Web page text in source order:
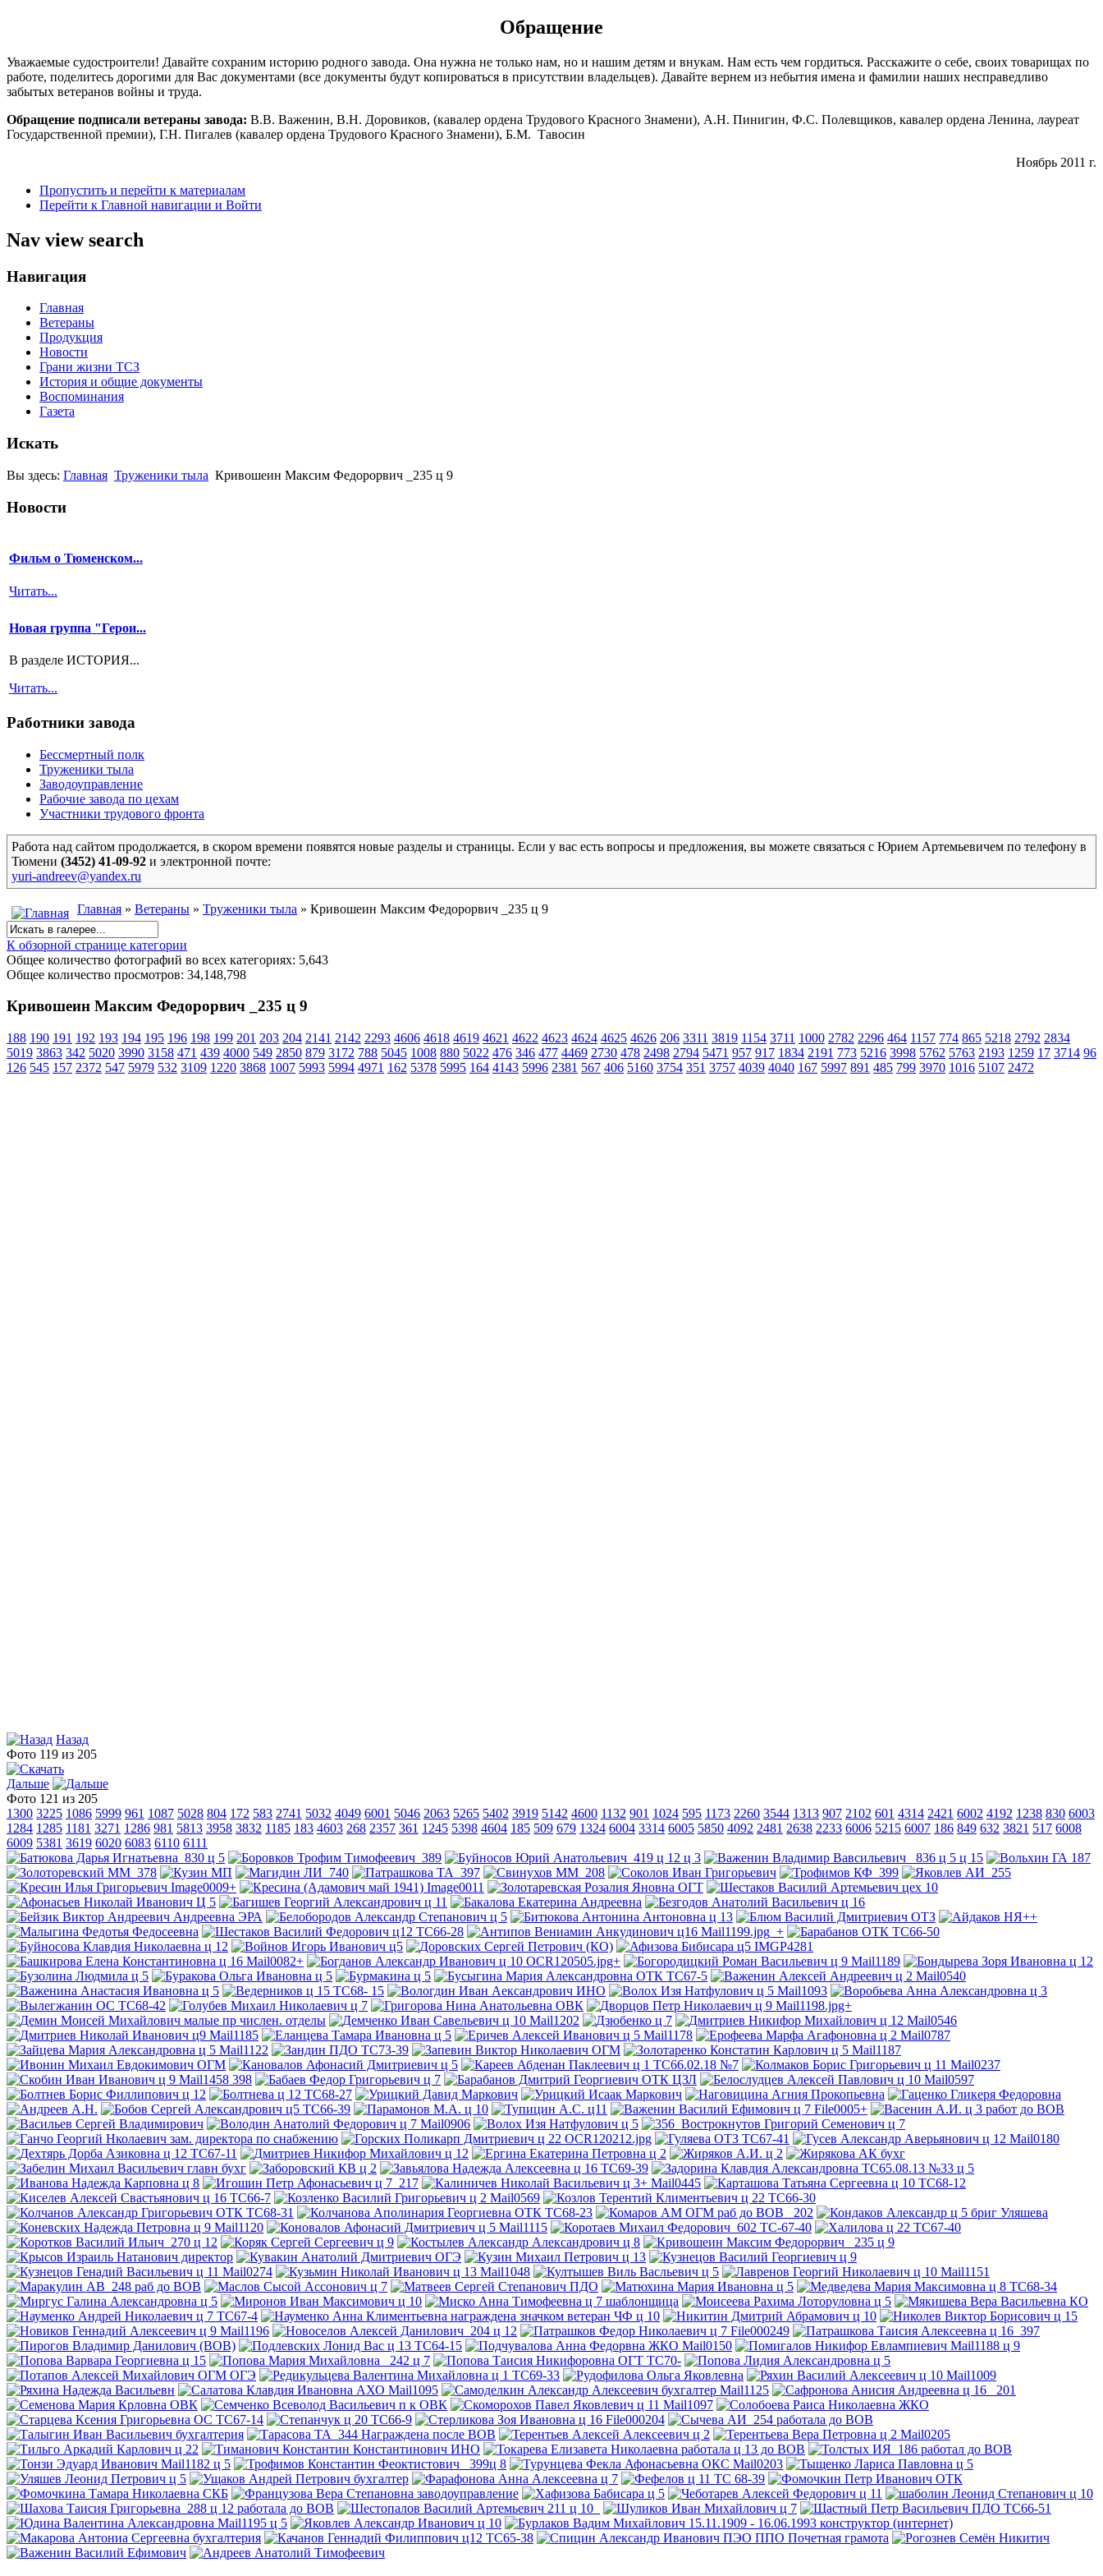
Обращение
Уважаемые судостроители! Давайте сохраним историю родного завода. Она нужна не только нам, но и нашим детям и внукам. Нам есть чем гордиться. Расскажите о себе, своих товарищах по
работе, поделитесь дорогими для Вас документами (все документы будут копироваться в присутствии владельцев). Давайте вернем из небытия имена и фамилии наших несправедливо
забытых ветеранов войны и труда.
Обращение подписали ветераны завода: В.В. Важенин, В.Н. Доровиков, (кавалер ордена Трудового Красного Знамени), А.Н. Пинигин, Ф.С. Полевщиков, кавалер ордена Ленина, лауреат
Государственной премии), Г.Н. Пигалев (кавалер ордена Трудового Красного Знамени), Б.М. Тавосин
Ноябрь 2011 г.
Пропустить и перейти к материалам
Перейти к Главной навигации и Войти
Nav view search
Навигация
Главная
Ветераны
Продукция
Новости
Грани жизни ТСЗ
История и общие документы
Воспоминания
Газета
Искать
Вы здесь: Главная Труженики тыла Кривошеин Максим Федорорвич _235 ц 9
Новости
Фильм о Тюменском...
Читать...
Новая группа "Герои...
В разделе ИСТОРИЯ...
Читать...
Работники завода
Бессмертный полк
Труженики тыла
Заводоуправление
Рабочие завода по цехам
Участники трудового фронта
Работа над сайтом продолжается, в скором времени появятся новые разделы и страницы. Если у вас есть вопросы и предложения, вы можете связаться с Юрием Артемьевичем по телефону в
Тюмени (3452) 41-09-92 и электронной почте:
yuri-andreev@yandex.ru
Главная » Ветераны » Труженики тыла » Кривошеин Максим Федорорвич _235 ц 9
К обзорной странице категории
Общее количество фотографий во всех категориях: 5,643
Общее количество просмотров: 34,148,798
Кривошеин Максим Федорорвич _235 ц 9
188 190 191 192 193 194 195 196 198 199 201 203 204 2141 2142 2293 4606 4618 4619 4621 4622 4623 4624 4625 4626 206 3311 3819 1154 3711 1000 2782 2296 464 1157 774 865 5218 2792 2834
5019 3863 342 5020 3990 3158 471 439 4000 549 2850 879 3172 788 5045 1008 880 5022 476 346 477 4469 2730 478 2498 2794 5471 957 917 1834 2191 773 5216 3998 5762 5763 2193 1259 17 3714 96
126 545 157 2372 547 5979 532 3109 1220 3868 1007 5993 5994 4971 162 5378 5995 164 4143 5996 2381 567 406 5160 3754 351 3757 4039 4040 167 5997 891 485 799 3970 1016 5107 2472
Назад
Фото 119 из 205
Дальше
Фото 121 из 205
1300 3225 1086 5999 961 1087 5028 804 172 583 2741 5032 4049 6001 5046 2063 5265 5402 3919 5142 4600 1132 901 1024 595 1173 2260 3544 1313 907 2102 601 4314 2421 6002 4192 1238 830 6003
1284 1285 1181 3271 1286 981 5813 3958 3832 1185 183 4603 268 2357 361 1245 5398 4604 185 509 679 1324 6004 3314 6005 5850 4092 2481 2638 2233 6006 5215 6007 186 849 632 3821 517 6008
6009 5381 3619 6020 6083 6110 6111